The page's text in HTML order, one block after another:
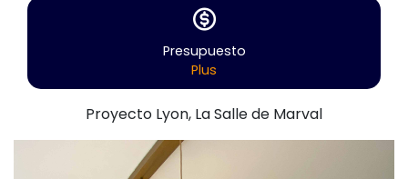
Presupuesto
Plus
Proyecto Lyon, La Salle de Marval